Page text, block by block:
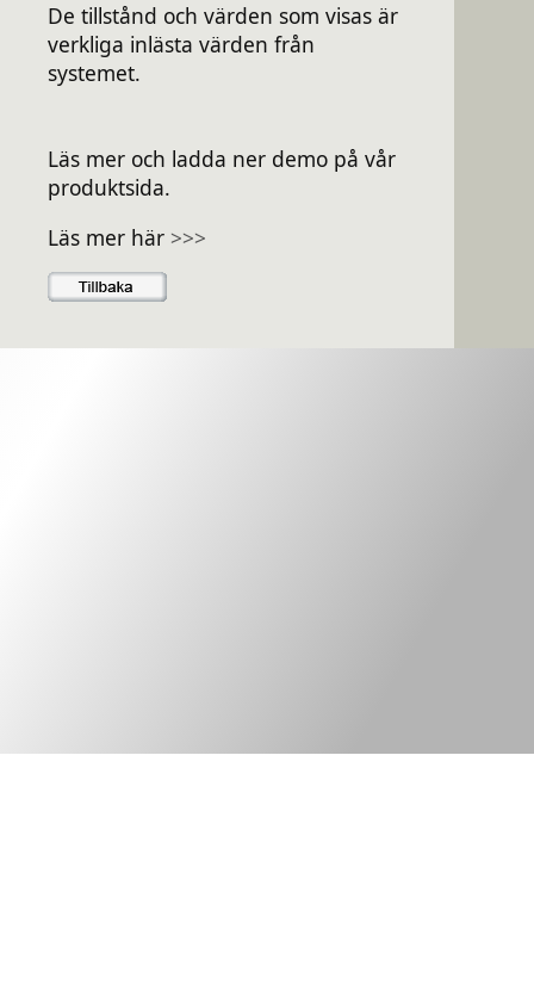
De tillstånd och värden som visas är
verkliga inlästa värden från
systemet.
Läs mer och ladda ner demo på vår
produktsida.
Läs mer här >>>